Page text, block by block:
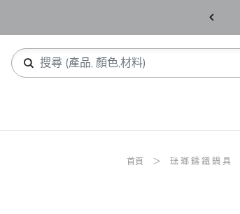
首頁 琺 瑯 鑄 鐵 鍋 具